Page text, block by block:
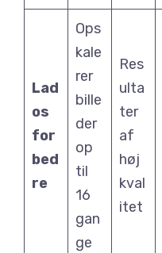
Lad
os
for
bed
re
Ops
kale
rer
bille
der
op
til
16
gan
ge
Res
ulta
ter
af
høj
kval
itet